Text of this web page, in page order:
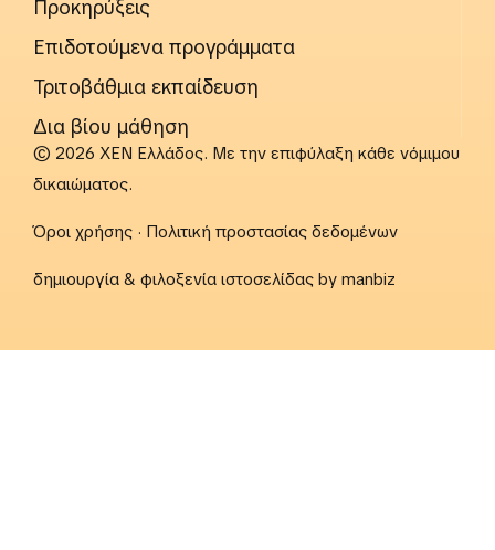
Προκηρύξεις
Επιδοτούμενα προγράμματα
Τριτοβάθμια εκπαίδευση
Δια βίου μάθηση
© 2026 ΧΕΝ Ελλάδος. Με την επιφύλαξη κάθε νόμιμου
δικαιώματος.
Όροι χρήσης · Πολιτική προστασίας δεδομένων
δημιουργία & φιλοξενία ιστοσελίδας by manbiz